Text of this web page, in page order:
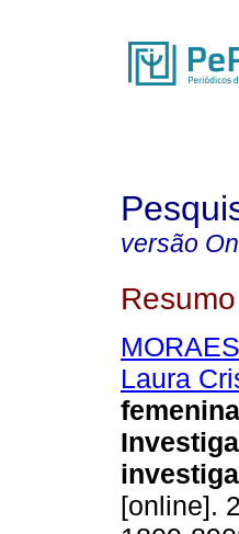
versão
Resumo
Laura
[online].